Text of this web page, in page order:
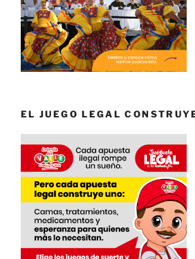
EL JUEGO LEGAL